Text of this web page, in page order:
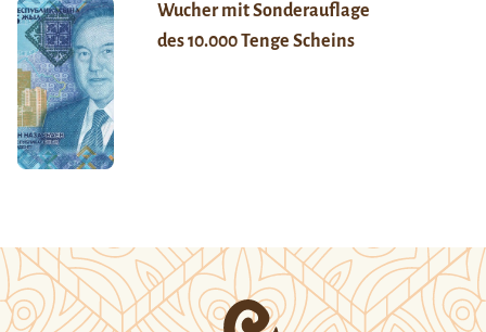
Wucher mit Sonderauflage
des 10.000 Tenge Scheins